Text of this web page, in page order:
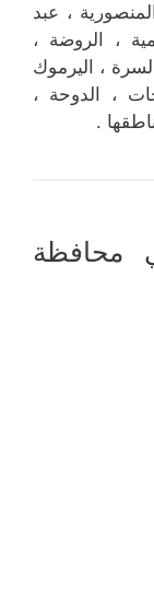
، عبد
، الروضة ،
، اليرموك
، الدوحة ،
.
محافظة